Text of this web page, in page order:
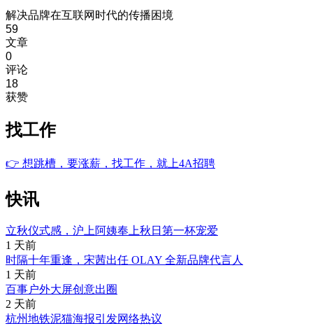
解决品牌在互联网时代的传播困境
59
文章
0
评论
18
获赞
找工作
👉 想跳槽，要涨薪，找工作，就上4A招聘
快讯
立秋仪式感，沪上阿姨奉上秋日第一杯宠爱
1 天前
时隔十年重逢，宋茜出任 OLAY 全新品牌代言人
1 天前
百事户外大屏创意出圈
2 天前
杭州地铁泥猫海报引发网络热议